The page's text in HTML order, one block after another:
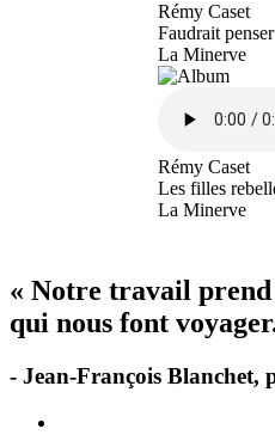
Rémy Caset
Faudrait
La Minerve
Rémy Caset
Les filles
La Minerve
« Notre travail prend
qui nous font
- Jean-François Blanchet,